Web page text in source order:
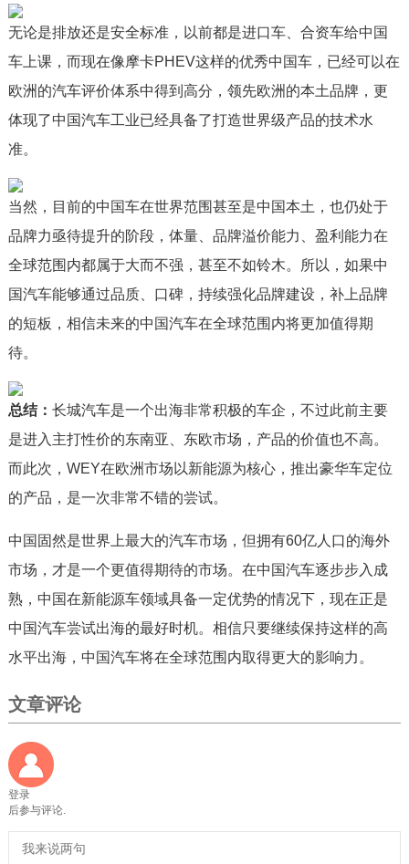
无论是排放还是安全标准，以前都是进口车、合资车给中国
车上课，而现在像摩卡PHEV这样的优秀中国车，已经可以在
欧洲的汽车评价体系中得到高分，领先欧洲的本土品牌，更
体现了中国汽车工业已经具备了打造世界级产品的技术水
准。
当然，目前的中国车在世界范围甚至是中国本土，也仍处于
品牌力亟待提升的阶段，体量、品牌溢价能力、盈利能力在
全球范围内都属于大而不强，甚至不如铃木。所以，如果中
国汽车能够通过品质、口碑，持续强化品牌建设，补上品牌
的短板，相信未来的中国汽车在全球范围内将更加值得期
待。
总结： 长城汽车是一个出海非常积极的车企，不过此前主要
是进入主打性价的东南亚、东欧市场，产品的价值也不高。
而此次，WEY在欧洲市场以新能源为核心，推出豪华车定位
的产品，是一次非常不错的尝试。
中国固然是世界上最大的汽车市场，但拥有60亿人口的海外
市场，才是一个更值得期待的市场。在中国汽车逐步步入成
熟，中国在新能源车领域具备一定优势的情况下，现在正是
中国汽车尝试出海的最好时机。相信只要继续保持这样的高
水平出海，中国汽车将在全球范围内取得更大的影响力。
文章评论
登录
后参与评论.